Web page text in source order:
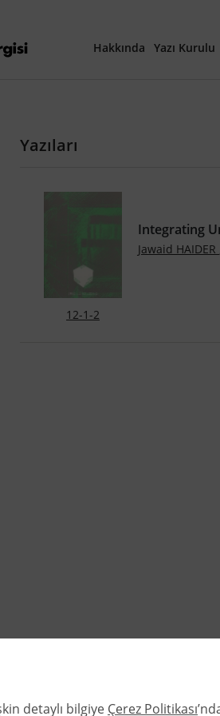
Hakkında Yazı Kurulu
Yazıları
12-1-2
Integrating
Jawaid HAIDER
detaylı bilgiye Çerez Politikası